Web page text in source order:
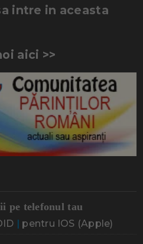
intre in aceasta
aici >>
pe telefonul tau
| pentru IOS (Apple)